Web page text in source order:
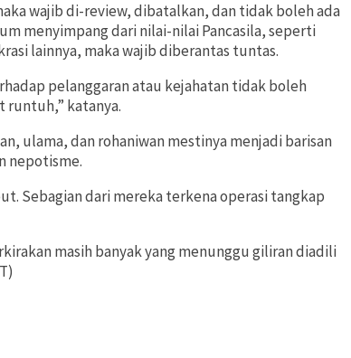
wajib di-review, dibatalkan, dan tidak boleh ada
menyimpang dari nilai-nilai Pancasila, seperti
lainnya, maka wajib diberantas tuntas.
pelanggaran atau kejahatan tidak boleh
runtuh,” katanya.
ulama, dan rohaniwan mestinya menjadi barisan
nepotisme.
Sebagian dari mereka terkena operasi tangkap
masih banyak yang menunggu giliran diadili